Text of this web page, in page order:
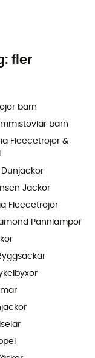
fler
barn
barn
Fleecetröjor &
Dunjackor
Jackor
Fleecetröjor
Pannlampor